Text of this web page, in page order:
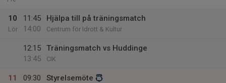
10
Lör
11:45
14:00
Hjälpa till på träningsmatch
Centrum för Idrott & Kultur
12:15
13:45
Träningsmatch vs Huddinge
CIK
11
09:30
Styrelsemöte